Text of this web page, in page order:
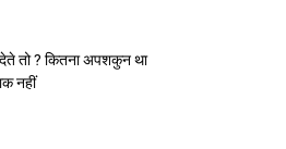
देते तो ? कितना अपशकुन था
नहीं